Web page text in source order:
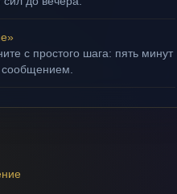
с простого шага: пять минут